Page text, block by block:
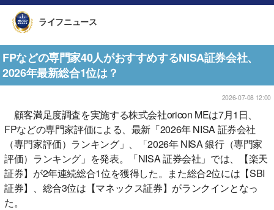
ライフニュース
FPなどの専門家40人がおすすめするNISA証券会社、
2026年最新総合1位は？
2026-07-08 12:00
顧客満足度調査を実施する株式会社oricon MEは7月1日、
FPなどの専門家評価による、最新「2026年 NISA 証券会社
（専門家評価）ランキング」、「2026年 NISA 銀行（専門家
評価）ランキング」を発表。「NISA 証券会社」では、【楽天
証券】が2年連続総合1位を獲得した。また総合2位には【SBI
証券】、総合3位は【マネックス証券】がランクインとなっ
た。